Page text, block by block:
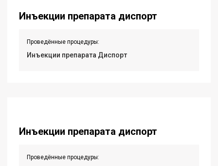
Инъекции препарата диспорт
Проведённые процедуры:
Инъекции препарата Диспорт
Инъекции препарата диспорт
Проведённые процедуры: